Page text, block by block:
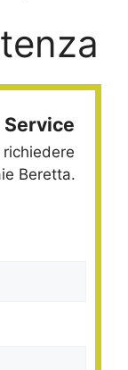
Beretta.